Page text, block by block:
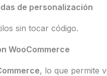
de personalización
sin tocar código.
WooCommerce
, lo que permite